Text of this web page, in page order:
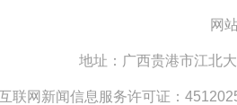
网
地址：广西贵港市江北
联网新闻信息服务许可证：